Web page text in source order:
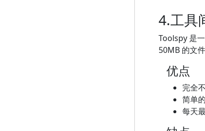
4.工具
Toolspy 是
50MB 的文
优点
完全
简单
每天